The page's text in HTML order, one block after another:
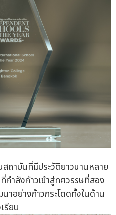
ถาบันที่มีประวัติยาวนานหลาย
กำลังก้าวเข้าสู่ทศวรรษที่สอง
อย่างก้าวกระโดดทั้งในด้าน
รียน